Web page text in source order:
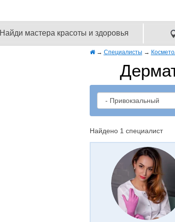
Найди мастера красоты и здоровья
→ Специалисты →
Найдено 1 специалист